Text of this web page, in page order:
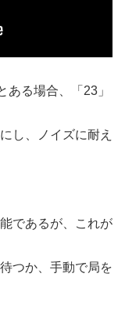
る場合、「23」
し、ノイズに耐え
であるが、これが
つか、手動で局を